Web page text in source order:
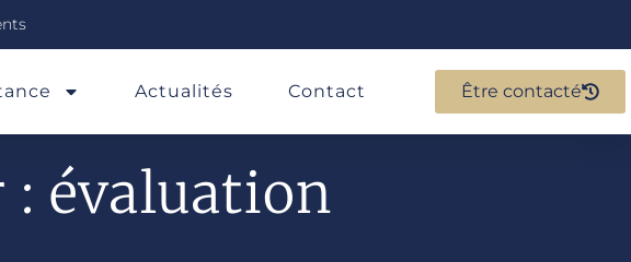
Actualités Contact Être contacté
évaluation